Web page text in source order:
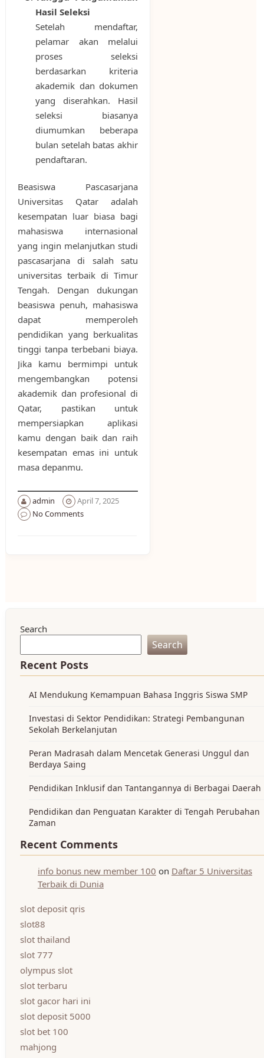
Hasil Seleksi
Setelah mendaftar,
pelamar akan melalui
proses seleksi
berdasarkan kriteria
akademik dan dokumen
yang diserahkan. Hasil
seleksi biasanya
diumumkan beberapa
bulan setelah batas akhir
pendaftaran.
Beasiswa Pascasarjana
Universitas Qatar adalah
kesempatan luar biasa bagi
mahasiswa internasional
yang ingin melanjutkan studi
pascasarjana di salah satu
universitas terbaik di Timur
Tengah. Dengan dukungan
beasiswa penuh, mahasiswa
dapat memperoleh
pendidikan yang berkualitas
tinggi tanpa terbebani biaya.
Jika kamu bermimpi untuk
mengembangkan potensi
akademik dan profesional di
Qatar, pastikan untuk
mempersiapkan aplikasi
kamu dengan baik dan raih
kesempatan emas ini untuk
masa depanmu.
admin
April 7, 2025
No Comments
Search
Search
Recent Posts
AI Mendukung Kemampuan Bahasa Inggris Siswa SMP
Investasi di Sektor Pendidikan: Strategi Pembangunan
Sekolah Berkelanjutan
Peran Madrasah dalam Mencetak Generasi Unggul dan
Berdaya Saing
Pendidikan Inklusif dan Tantangannya di Berbagai Daerah
Pendidikan dan Penguatan Karakter di Tengah Perubahan
Zaman
Recent Comments
info bonus new member 100 on Daftar 5 Universitas
Terbaik di Dunia
slot deposit qris
slot88
slot thailand
slot 777
olympus slot
slot terbaru
slot gacor hari ini
slot deposit 5000
slot bet 100
mahjong